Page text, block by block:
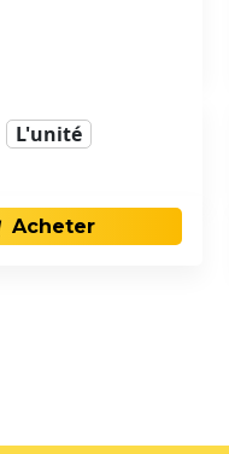
L'unité
Acheter